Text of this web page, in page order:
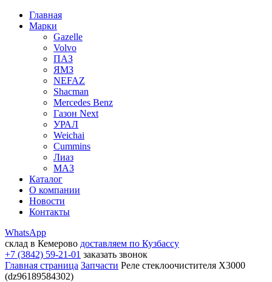
Главная
Марки
Gazelle
Volvo
ПАЗ
ЯМЗ
NEFAZ
Shacman
Mercedes Benz
Газон Next
УРАЛ
Weichai
Cummins
Лиаз
МАЗ
Каталог
О компании
Новости
Контакты
WhatsApp
склад в Кемерово доставляем по Кузбассу
+7 (3842) 59-21-01 заказать звонок
Главная страница Запчасти Реле стеклоочистителя X3000
(dz96189584302)